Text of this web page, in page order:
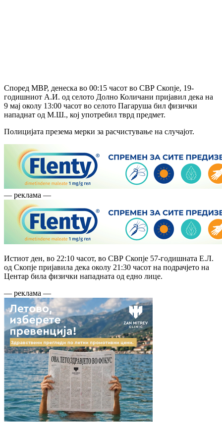
Според МВР, денеска во 00:15 часот во СВР Скопје, 19-
годишниот А.И. од селото Долно Количани пријавил дека на
9 мај околу 13:00 часот во селото Пагаруша бил физички
нападнат од М.Ш., кој употребил тврд предмет.
Полицијата презема мерки за расчистување на случајот.
— реклама —
Истиот ден, во 22:10 часот, во СВР Скопје 57-годишната Е.Л.
од Скопје пријавила дека околу 21:30 часот на подрачјето на
Центар била физички нападната од едно лице.
— реклама —